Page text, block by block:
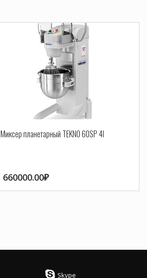
Миксер планетарный TEKNO 60SP 4I
660000.00₽
Skype